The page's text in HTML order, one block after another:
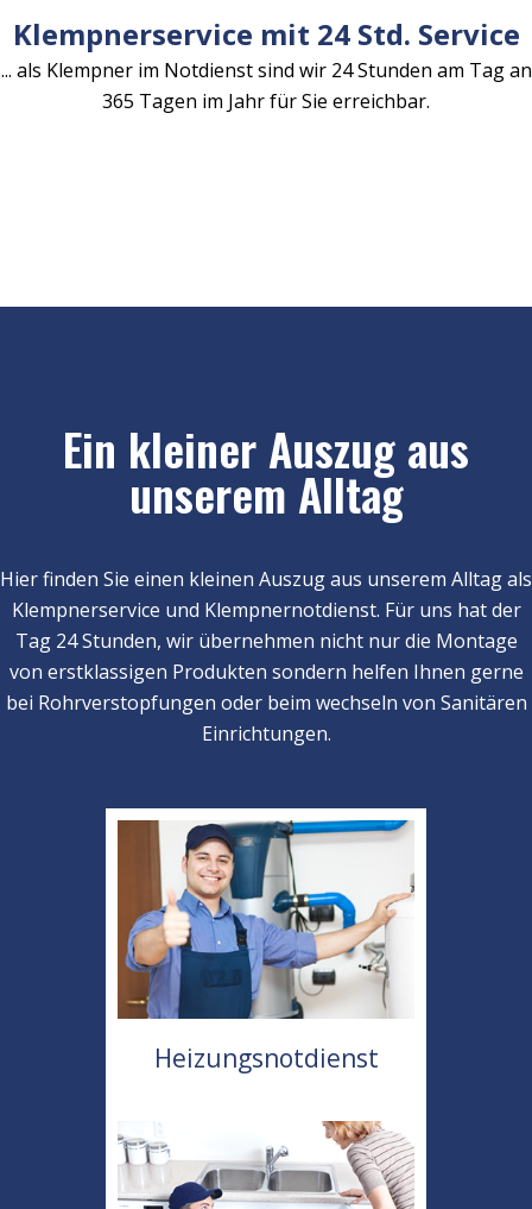
Klempnerservice mit 24 Std. Service
... als Klempner im Notdienst sind wir 24 Stunden am Tag an
365 Tagen im Jahr für Sie erreichbar.
Ein kleiner Auszug aus
unserem Alltag
Hier finden Sie einen kleinen Auszug aus unserem Alltag als
Klempnerservice und Klempnernotdienst. Für uns hat der
Tag 24 Stunden, wir übernehmen nicht nur die Montage
von erstklassigen Produkten sondern helfen Ihnen gerne
bei Rohrverstopfungen oder beim wechseln von Sanitären
Einrichtungen.
Heizungsnotdienst